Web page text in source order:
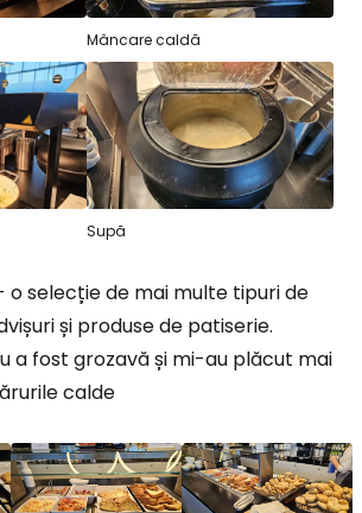
Mâncare caldă
Supă
o selecție de mai multe tipuri de
și produse de patiserie.
a fost grozavă și mi-au plăcut mai
calde